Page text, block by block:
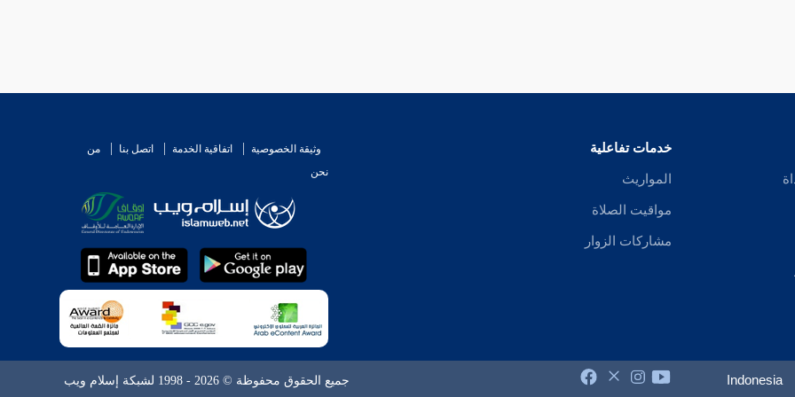
خدمات تفاعلية
المواريث
مواقيت الصلاة
مشاركات الزوار
وثيقة الخصوصية اتفاقية الخدمة اتصل بنا
من
نحن
Indonesia جميع الحقوق محفوظة © 2026 - 1998 لشبكة إسلام ويب